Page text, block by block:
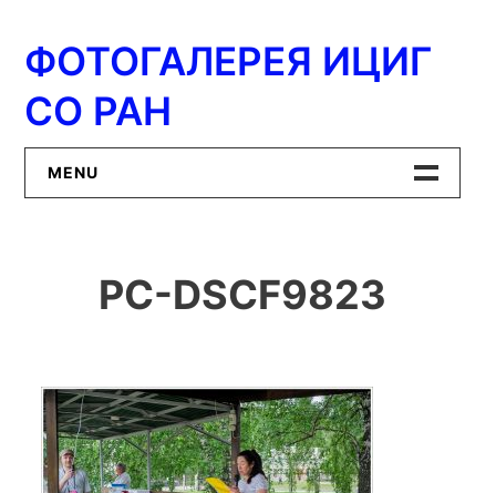
содержимому
ФОТОГАЛЕРЕЯ ИЦИГ
СО РАН
MENU
ИЦиГ СО РАН
PC-DSCF9823